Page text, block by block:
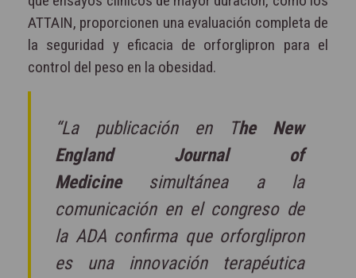
ATTAIN, proporcionen una evaluación completa de
la seguridad y eficacia de orforglipron para el
control del peso en la obesidad.
“La publicación en The New
England Journal of
Medicinesimultánea a la
comunicación en el congreso de
la ADA confirma que orforglipron
es una innovación terapéutica